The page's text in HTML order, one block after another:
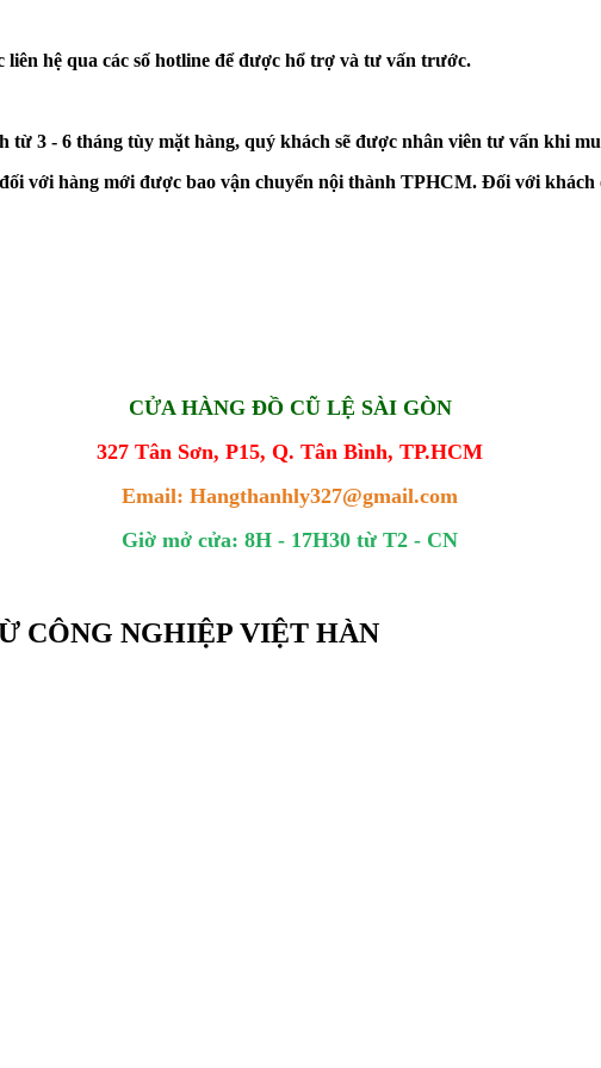
hệ qua các số hotline để được hổ trợ và tư vấn trước.
từ 3 - 6 tháng tùy mặt hàng, quý khách sẽ được nhân viên tư vấn khi
với hàng mới được bao vận chuyển nội thành TPHCM. Đối với khách
CỬA HÀNG ĐỒ CŨ LỆ SÀI GÒN
327 Tân Sơn, P15, Q. Tân Bình, TP.HCM
Email: Hangthanhly327@gmail.com
Giờ mở cửa: 8H - 17H30 từ T2 - CN
CÔNG NGHIỆP VIỆT HÀN